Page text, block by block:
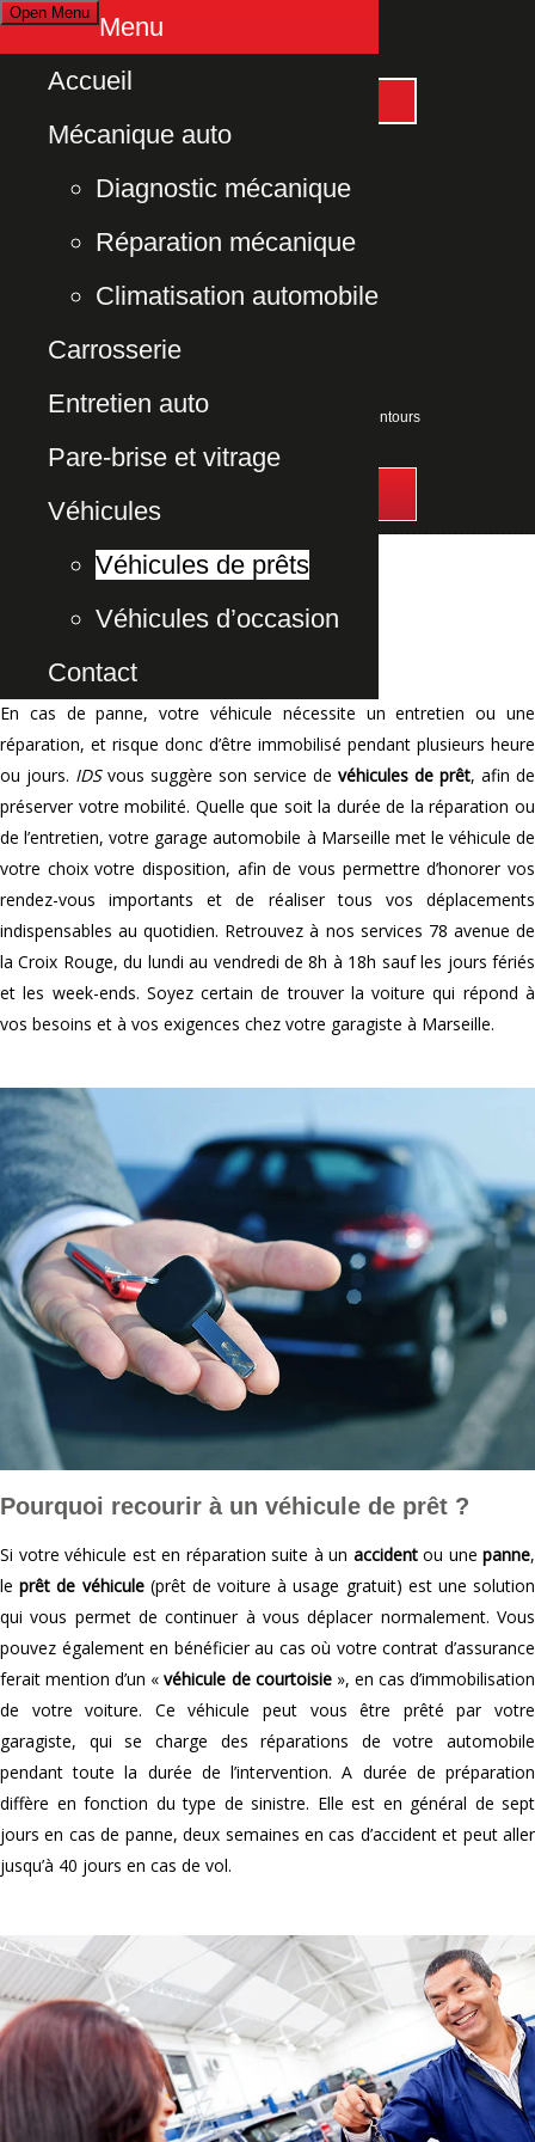
Open Menu Menu
Accueil
Mécanique auto
Diagnostic mécanique
Réparation mécanique
Climatisation automobile
Carrosserie
Entretien auto
Pare-brise et vitrage
Véhicules
Véhicules de prêts
Véhicules d’occasion
Contact
Adresse
78 avenue de la Croix Rouge
13013 Marseille
Horaires d'ouverture
8h00 à 18h00
Votre Garage à la Croix Rouge et ses alentours
Accueil
Véhicules de prêts
Prêt de véhicule à Marseille
En cas de panne, votre véhicule nécessite un entretien ou une
réparation, et risque donc d’être immobilisé pendant plusieurs heure
ou jours. IDSvous suggère son service de véhicules de prêt, afin de
préserver votre mobilité. Quelle que soit la durée de la réparation ou
de l’entretien, votre garage automobile à Marseille met le véhicule de
votre choix votre disposition, afin de vous permettre d’honorer vos
rendez-vous importants et de réaliser tous vos déplacements
indispensables au quotidien. Retrouvez à nos services 78 avenue de
la Croix Rouge, du lundi au vendredi de 8h à 18h sauf les jours fériés
et les week-ends. Soyez certain de trouver la voiture qui répond à
vos besoins et à vos exigences chez votre garagiste à Marseille.
Pourquoi recourir à un véhicule de prêt ?
Si votre véhicule est en réparation suite à un accidentou une panne,
leprêt de véhicule(prêt de voiture à usage gratuit) est une solution
qui vous permet de continuer à vous déplacer normalement. Vous
pouvez également en bénéficier au cas où votre contrat d’assurance
ferait mention d’un « véhicule de courtoisie», en cas d’immobilisation
de votre voiture. Ce véhicule peut vous être prêté par votre
garagiste, qui se charge des réparations de votre automobile
pendant toute la durée de l’intervention. A durée de préparation
diffère en fonction du type de sinistre. Elle est en général de sept
jours en cas de panne, deux semaines en cas d’accident et peut aller
jusqu’à 40 jours en cas de vol.